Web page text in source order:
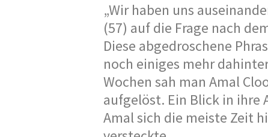
„Wir haben uns
(57) auf die Frage nach
Diese abgedroschene
noch einiges mehr
Wochen sah man Amal
aufgelöst. Ein Blick in ihre
Amal sich die meiste Zeit